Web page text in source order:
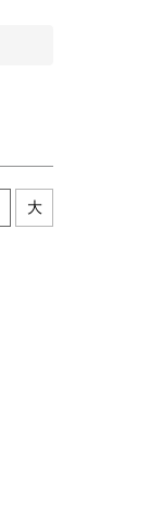
大